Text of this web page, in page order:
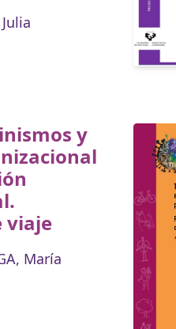
y
viaje
María